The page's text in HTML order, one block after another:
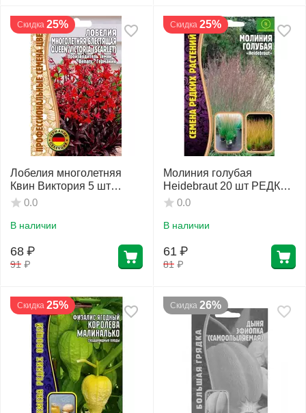
Скидка 25%
Лобелия многолетняя
Квин Виктория 5 шт
РЕДКИЕ СЕМЕНА
0.0
В наличии
91 ₽
68 ₽
Скидка 25%
Молиния голубая
Heidebraut 20 шт РЕДКИЕ
СЕМЕНА
0.0
В наличии
81 ₽
61 ₽
Скидка 25% Скидка 26%